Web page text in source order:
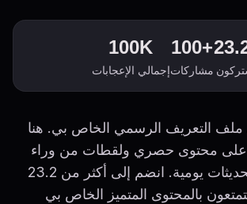
100K
إجمالي الإعجابات
100+
مشاركات
ملف التعريف الرسمي الخاص بي. هنا
على محتوى حصري ولقطات من وراء
الكواليس وتحديثات يومية. انضم إلى أكثر من 23.2K